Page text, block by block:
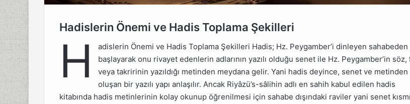
ve
Şerif
Şerif
Hadislerin Önemi ve Hadis Toplama Şekilleri
H
adislerin Önemi ve Hadis Toplama Şekilleri Hadis; Hz. Peygamber’i dinleyen sahabeden
başlayarak onu rivayet edenlerin adlarının yazılı olduğu senet ile Hz. Peygamber’in söz,
veya takririnin yazıldığı metinden meydana gelir. Yani hadis deyince, senet ve metinden
oluşan bir yazılı yapı anlaşılır. Ancak Riyâzü’s-sâlihin adlı en sahih kabul edilen hadis
kitabında hadis metinlerinin kolay okunup öğrenilmesi için sahabe dışındaki raviler yani senet kısmı